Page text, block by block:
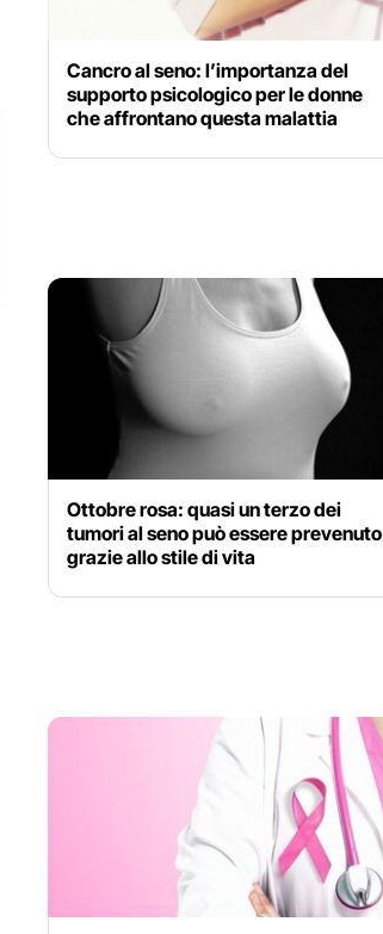
Cancro al seno: l’importanza del
supporto psicologico per le donne
che affrontano questa malattia
Ottobre rosa: quasi un terzo dei
tumori al seno può essere prevenuto
grazie allo stile di vita